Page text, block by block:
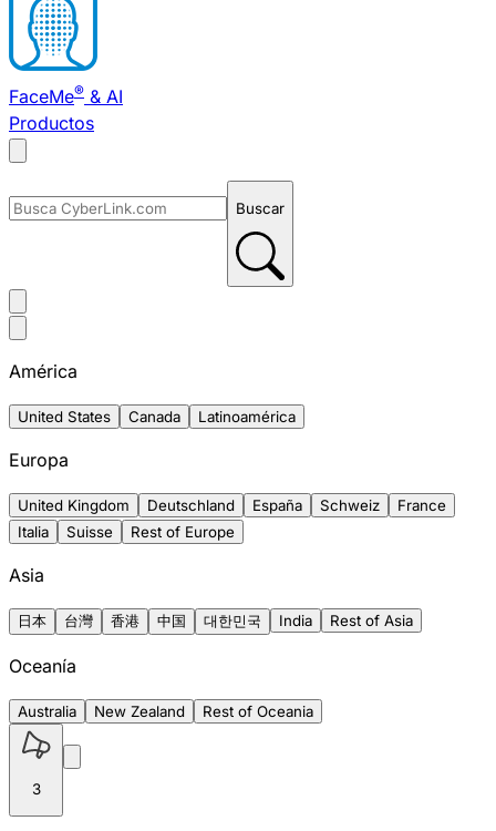
FaceMe® & AI
Productos
Buscar
América
United States Canada Latinoamérica
Europa
United Kingdom Deutschland España Schweiz
France
Italia
Suisse Rest of Europe
Asia
日本 台灣 香港 中国 대한민국 India Rest of Asia
Oceanía
Australia New Zealand Rest of Oceania
3